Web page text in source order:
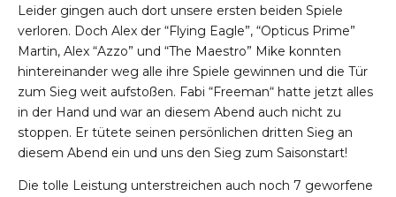
Leider gingen auch dort unsere ersten beiden Spiele
verloren. Doch Alex der “Flying Eagle”, “Opticus Prime”
Martin, Alex “Azzo” und “The Maestro” Mike konnten
hintereinander weg alle ihre Spiele gewinnen und die Tür
zum Sieg weit aufstoßen. Fabi “Freeman“ hatte jetzt alles
in der Hand und war an diesem Abend auch nicht zu
stoppen. Er tütete seinen persönlichen dritten Sieg an
diesem Abend ein und uns den Sieg zum Saisonstart!
Die tolle Leistung unterstreichen auch noch 7 geworfene